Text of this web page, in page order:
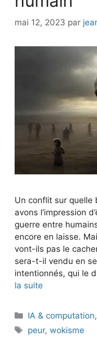
mai 12, 2023 par
Un conflit sur quelle
avons l’impression
guerre entre
encore en laisse.
vont-ils pas le
sera-t-il vendu en
intentionnés, qui le
la suite
Catégories
IA & computation
Étiquettes
peur,wokisme